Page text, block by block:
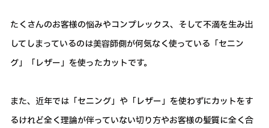
たくさんのお客様の悩みやコンプレックス、そして不満を生み出
してしまっているのは美容師側が何気なく使っている「セニン
グ」「レザー」を使ったカットです。
また、近年では「セニング」や「レザー」を使わずにカットをす
るけれど全く理論が伴っていない切り方やお客様の髪質に全く合